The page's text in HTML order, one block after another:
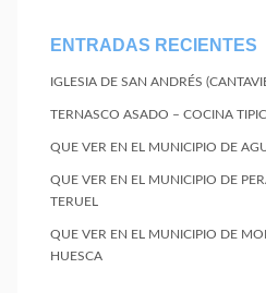
ENTRADAS RECIENTES
IGLESIA DE SAN ANDRÉS
TERNASCO ASADO – COCINA
QUE VER EN EL MUNICIPIO DE
QUE VER EN EL MUNICIPIO DE
TERUEL
QUE VER EN EL MUNICIPIO DE
HUESCA